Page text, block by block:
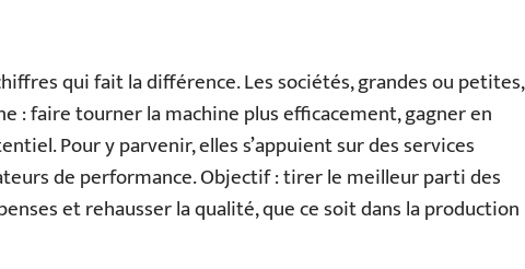
qui fait la différence. Les sociétés, grandes ou petites,
: faire tourner la machine plus efficacement, gagner en
Pour y parvenir, elles s’appuient sur des services
de performance. Objectif : tirer le meilleur parti des
et rehausser la qualité, que ce soit dans la production